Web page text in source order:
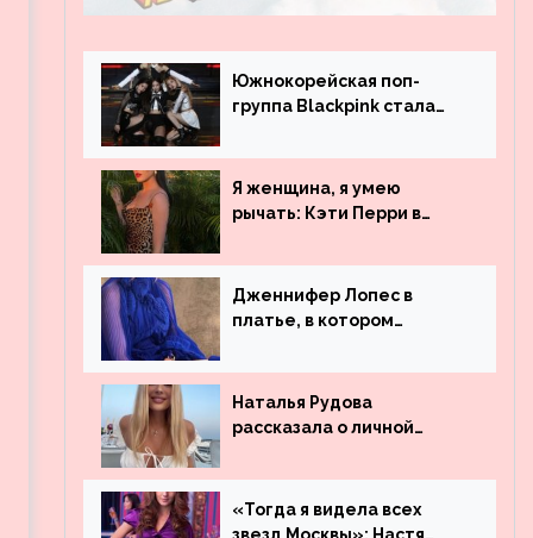
Южнокорейская поп-
группа Blackpink стала
просмотрам на YouTube.
Они обогнали даже
Джастина Бибера
Я женщина, я умею
рычать: Кэти Перри в
Дженнифер Лопес в
платье, в котором
незамеченной
Наталья Рудова
рассказала о личной
«Тогда я видела всех